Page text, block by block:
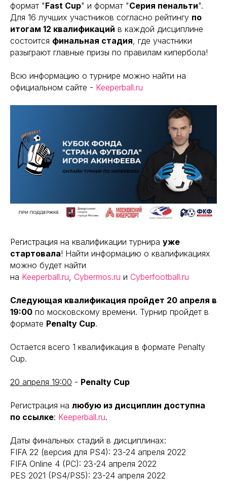
формат "Fast Cup" и формат "Серия пенальти".
Для 16 лучших участников согласно рейтингу по
итогам 12 квалификаций в каждой дисциплине
состоится финальная стадия, где участники
разыграют главные призы по правилам кипербола!
Всю информацию о турнире можно найти на
официальном сайте - Keeperball.ru
Регистрация на квалификации турнира уже
стартовала! Найти информацию о квалификациях
можно будет найти
на Keeperball.ru Cybermos.ru и Cyberfootball.ru
Следующая квалификация пройдет 20 апреля в
19:00 по московскому времени. Турнир пройдет в
формате Penalty Cup.
Остается всего 1 квалификация в формате Penalty
Cup.
20 апреля 19:00 - Penalty Cup
Регистрация на любую из дисциплин доступна
по ссылке: Keeperball.ru.
Даты финальных стадий в дисциплинах:
FIFA 22 (версия для PS4): 23-24 апреля 2022
FIFA Online 4 (PC): 23-24 апреля 2022
PES 2021 (PS4/PS5): 23-24 апреля 2022